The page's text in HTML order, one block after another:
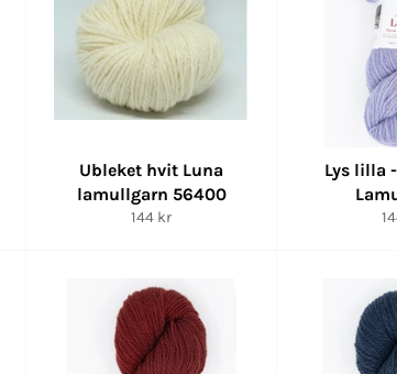
Ubleket hvit Luna
lamullgarn 56400
Vanlig
144 kr
Lys lilla